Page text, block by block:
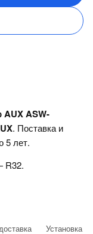
ASW-
. Поставка и
5 лет.
R32.
Установка